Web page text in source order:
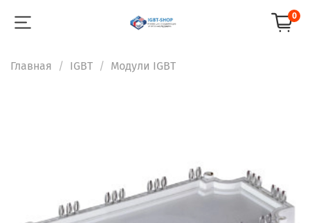
0
Главная IGBT Модули IGBT